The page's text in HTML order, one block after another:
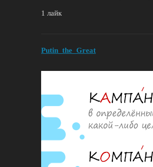
1 лайк
Putin_the_Great